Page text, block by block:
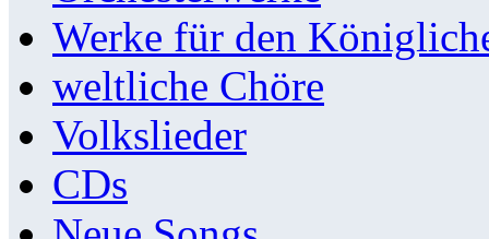
Werke für den
weltliche Chöre
Volkslieder
CDs